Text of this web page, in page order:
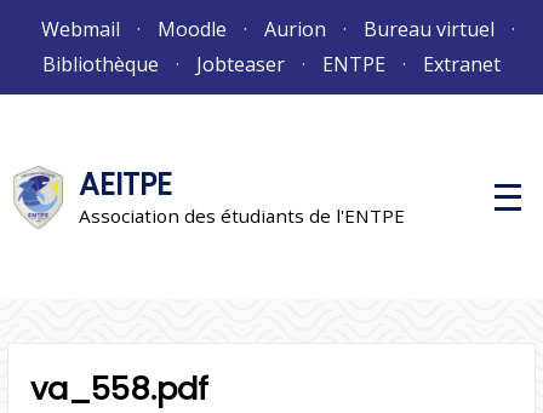
Webmail Moodle Aurion
Bureau virtuel
Bibliothèque
Jobteaser ENTPE Extranet
AEITPE
Association des étudiants de l'ENTPE
M
e
va_558.pdf